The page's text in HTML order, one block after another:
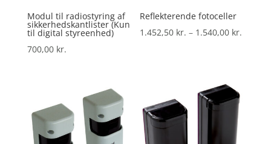
Modul til radiostyring af
sikkerhedskantlister (Kun
til digital styreenhed)
700,00 kr.
Reflekterende fotoceller
1.452,50 kr. – 1.540,00 kr.